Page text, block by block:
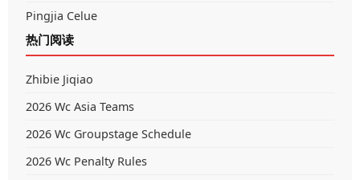
Pingjia Celue
热门阅读
Zhibie Jiqiao
2026 Wc Asia Teams
2026 Wc Groupstage Schedule
2026 Wc Penalty Rules